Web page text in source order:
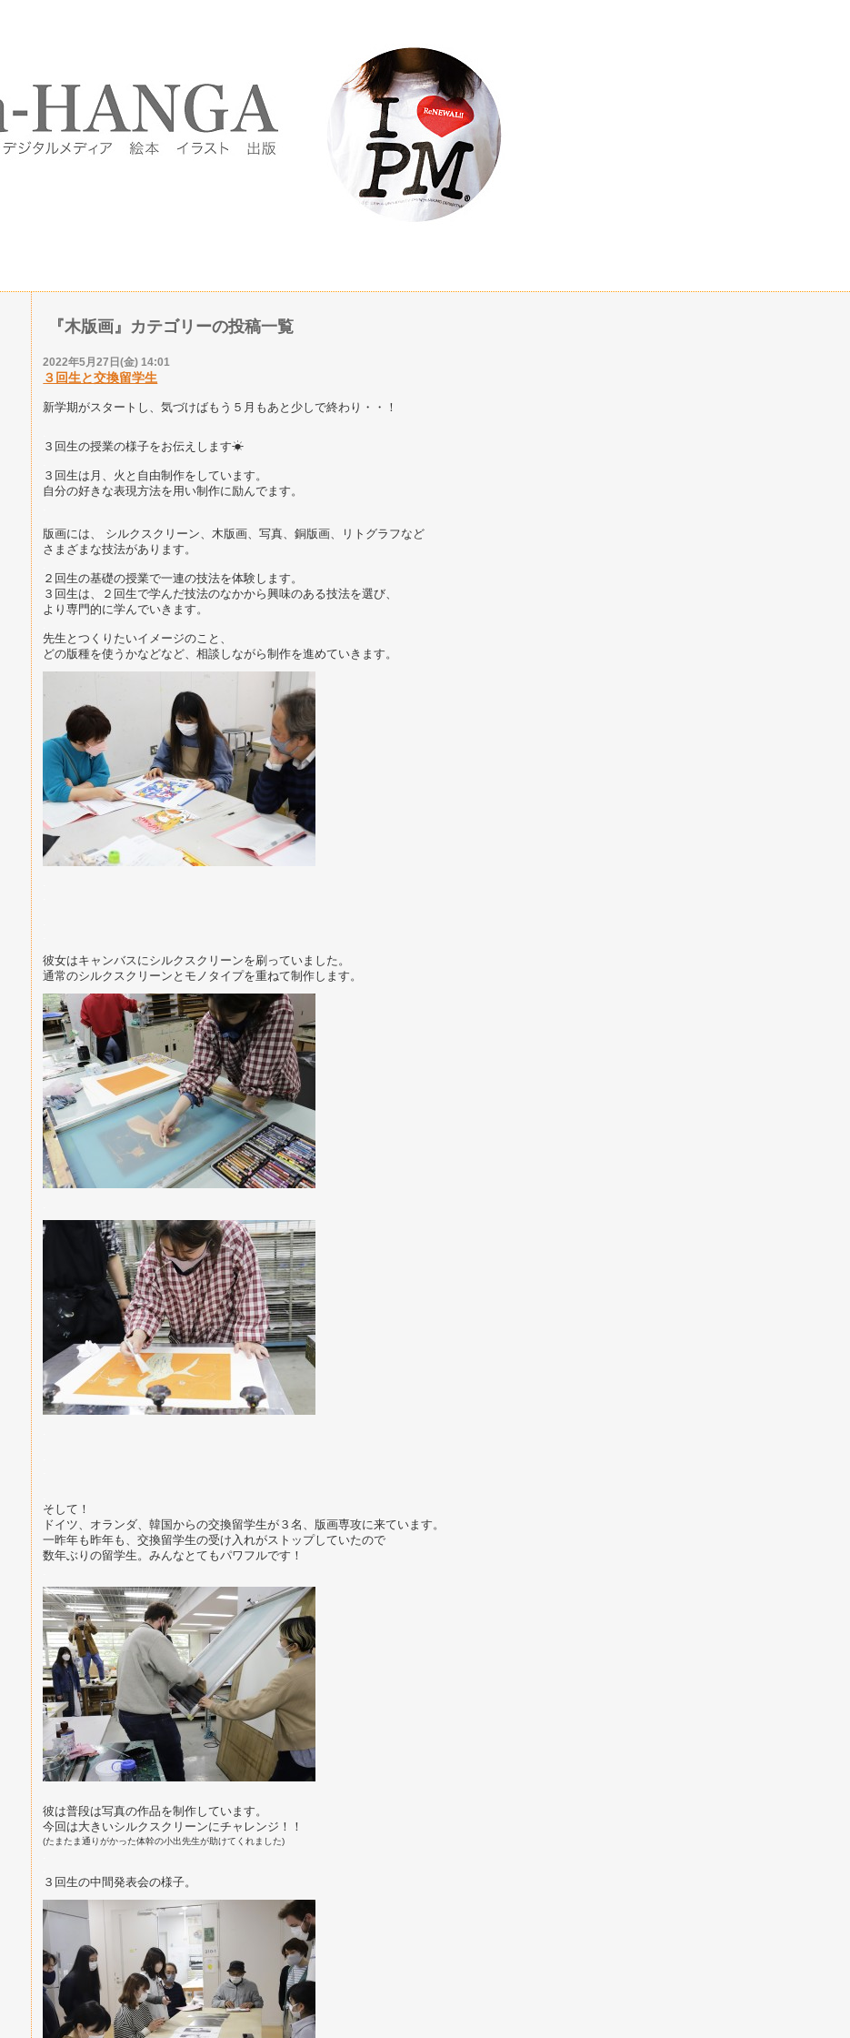
『木版画』カテゴリーの投稿一覧
2022年5月27日(金) 14:01
３回生と交換留学生
新学期がスタートし、気づけばもう５月もあと少しで終わり・・！
３回生の授業の様子をお伝えします☀︎
３回生は月、火と自由制作をしています。
自分の好きな表現方法を用い制作に励んでます。
版画には、 シルクスクリーン、木版画、写真、銅版画、リトグラフなど
さまざまな技法があります。
２回生の基礎の授業で一連の技法を体験します。
３回生は、２回生で学んだ技法のなかから興味のある技法を選び、
より専門的に学んでいきます。
先生とつくりたいイメージのこと、
どの版種を使うかなどなど、相談しながら制作を進めていきます。
彼女はキャンバスにシルクスクリーンを刷っていました。
通常のシルクスクリーンとモノタイプを重ねて制作します。
そして！
ドイツ、オランダ、韓国からの交換留学生が３名、版画専攻に来ています。
一昨年も昨年も、交換留学生の受け入れがストップしていたので
数年ぶりの留学生。みんなとてもパワフルです！
彼は普段は写真の作品を制作しています。
今回は大きいシルクスクリーンにチャレンジ！！
(たまたま通りがかった体幹の小出先生が助けてくれました)
３回生の中間発表会の様子。